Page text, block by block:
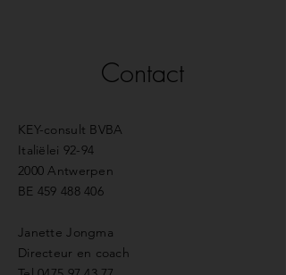
Contact
KEY-consult BVBA
Italiëlei 92-94
2000 Antwerpen
BE 459 488 406
Janette Jongma
Directeur en coach